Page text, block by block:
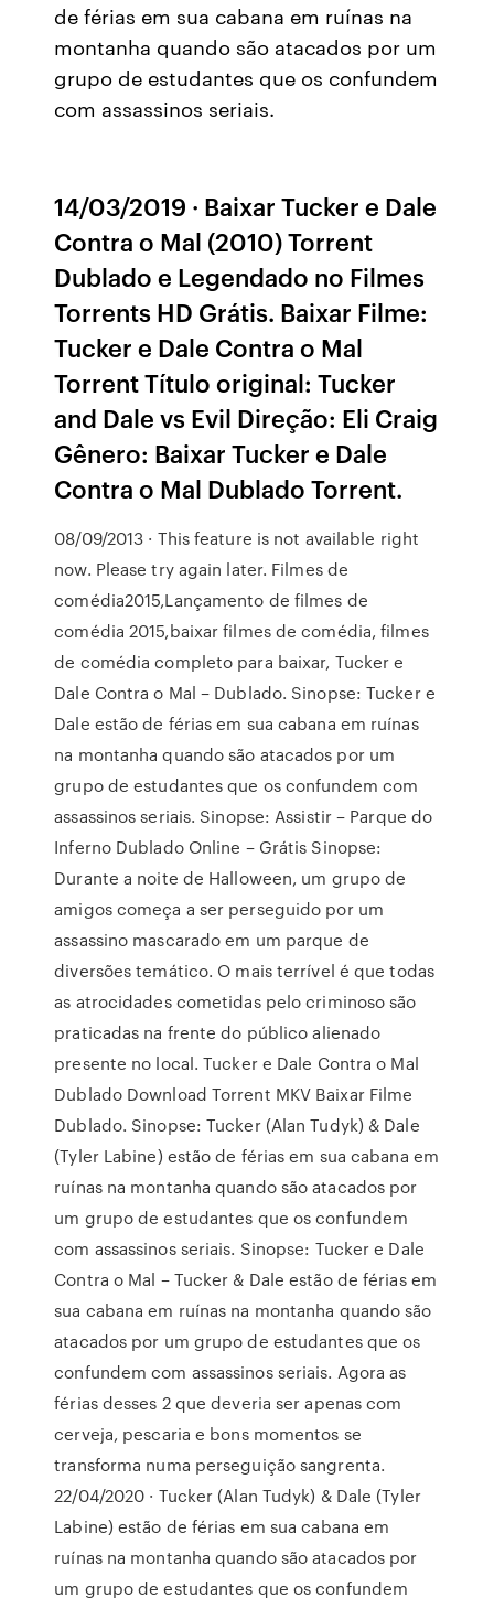
de férias em sua cabana em ruínas na
montanha quando são atacados por um
grupo de estudantes que os confundem
com assassinos seriais.
14/03/2019 · Baixar Tucker e Dale
Contra o Mal (2010) Torrent
Dublado e Legendado no Filmes
Torrents HD Grátis. Baixar Filme:
Tucker e Dale Contra o Mal
Torrent Título original: Tucker
and Dale vs Evil Direção: Eli Craig
Gênero: Baixar Tucker e Dale
Contra o Mal Dublado Torrent.
08/09/2013 · This feature is not available right
now. Please try again later. Filmes de
comédia2015,Lançamento de filmes de
comédia 2015,baixar filmes de comédia, filmes
de comédia completo para baixar, Tucker e
Dale Contra o Mal – Dublado. Sinopse: Tucker e
Dale estão de férias em sua cabana em ruínas
na montanha quando são atacados por um
grupo de estudantes que os confundem com
assassinos seriais. Sinopse: Assistir – Parque do
Inferno Dublado Online – Grátis Sinopse:
Durante a noite de Halloween, um grupo de
amigos começa a ser perseguido por um
assassino mascarado em um parque de
diversões temático. O mais terrível é que todas
as atrocidades cometidas pelo criminoso são
praticadas na frente do público alienado
presente no local. Tucker e Dale Contra o Mal
Dublado Download Torrent MKV Baixar Filme
Dublado. Sinopse: Tucker (Alan Tudyk) & Dale
(Tyler Labine) estão de férias em sua cabana em
ruínas na montanha quando são atacados por
um grupo de estudantes que os confundem
com assassinos seriais. Sinopse: Tucker e Dale
Contra o Mal – Tucker & Dale estão de férias em
sua cabana em ruínas na montanha quando são
atacados por um grupo de estudantes que os
confundem com assassinos seriais. Agora as
férias desses 2 que deveria ser apenas com
cerveja, pescaria e bons momentos se
transforma numa perseguição sangrenta.
22/04/2020 · Tucker (Alan Tudyk) & Dale (Tyler
Labine) estão de férias em sua cabana em
ruínas na montanha quando são atacados por
um grupo de estudantes que os confundem